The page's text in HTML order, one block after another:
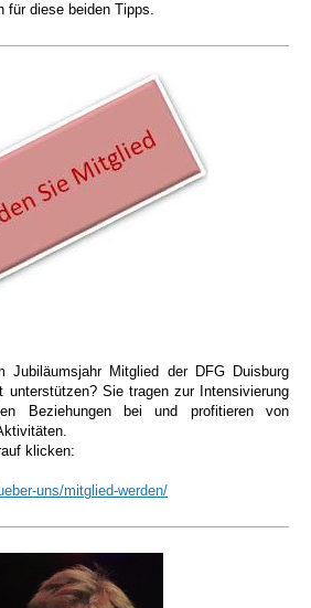
für diese beiden Tipps.
Jubiläumsjahr Mitglied der DFG Duisburg
unterstützen? Sie tragen zur Intensivierung
Beziehungen bei und profitieren von
klicken:
uns/mitglied-werden/